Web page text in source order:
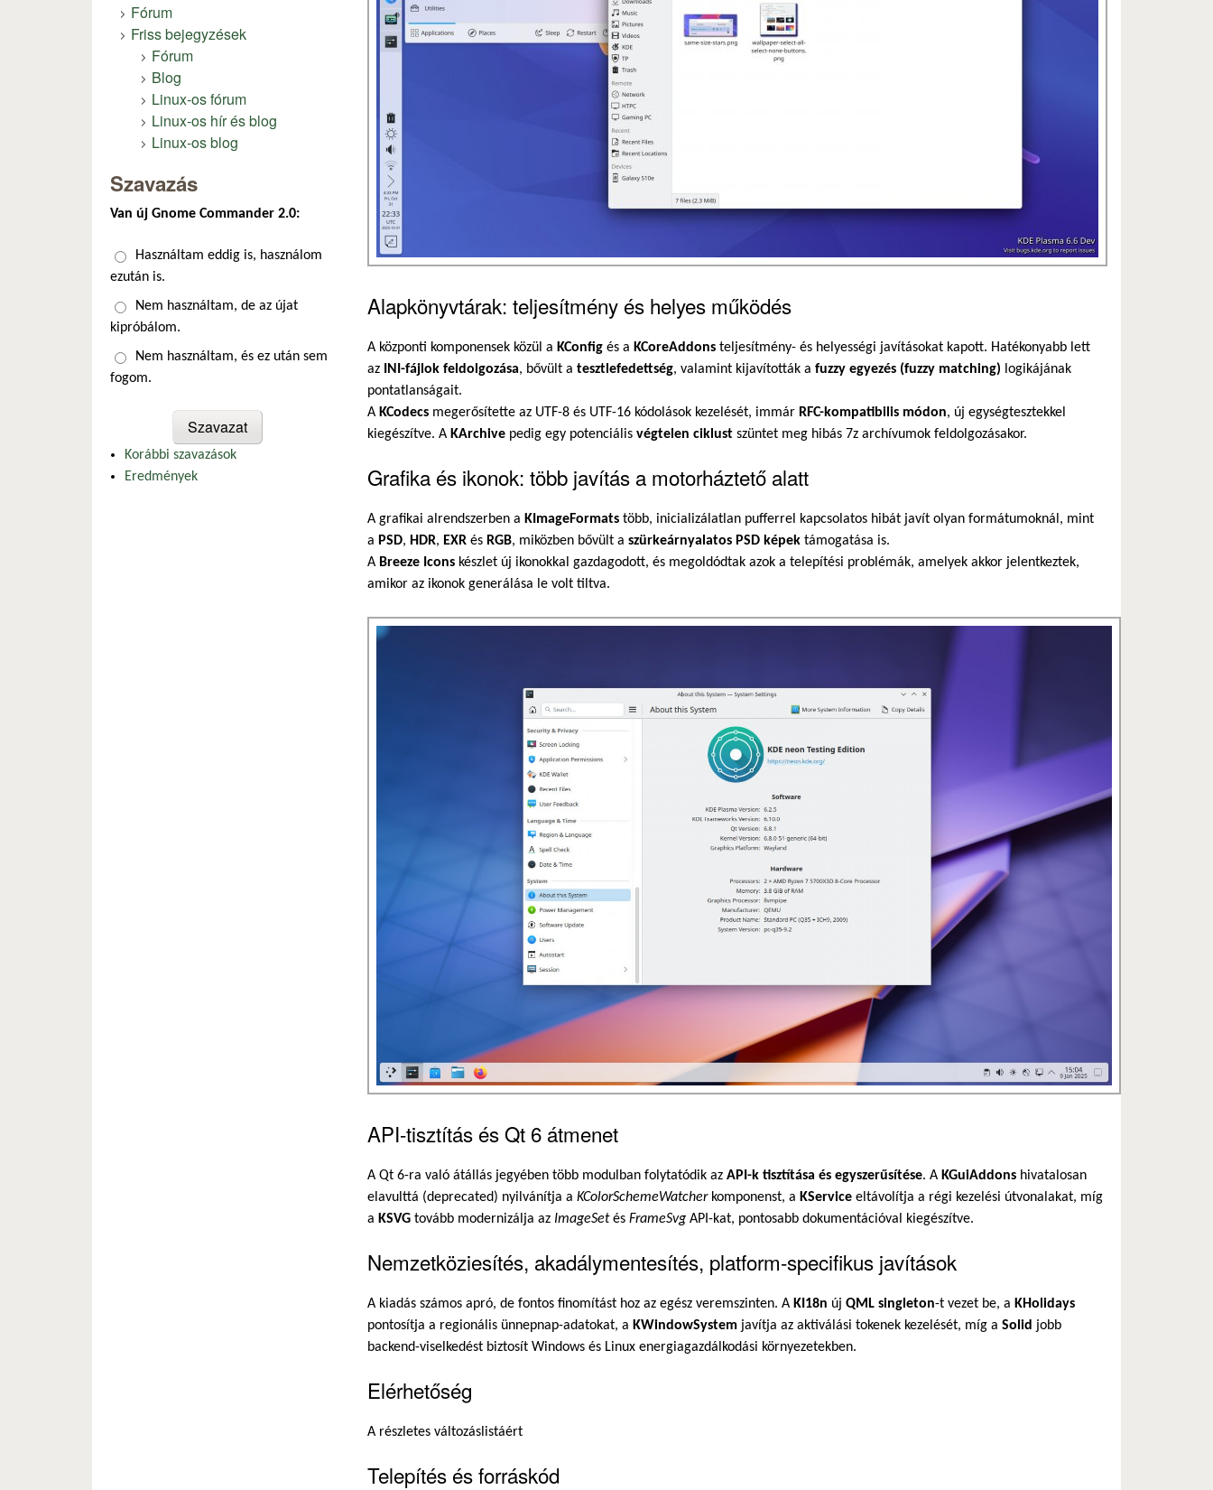
Alapkönyvtárak: teljesítmény és helyes működés
A központi komponensek közül a KConfig és a KCoreAddons teljesítmény- és helyességi javításokat kapott. Hatékonyabb lett
az
INI-fájlok feldolgozása, bővült a tesztlefedettség, valamint kijavították a fuzzy egyezés (fuzzy matching) logikájának
pontatlanságait.
A KCodecs megerősítette az UTF-8 és UTF-16 kódolások kezelését, immár RFC-kompatibilis módon, új egységtesztekkel
kiegészítve. A KArchive pedig egy potenciális végtelen ciklust szüntet meg hibás 7z archívumok feldolgozásakor.
Grafika és ikonok: több javítás a motorháztető alatt
A grafikai alrendszerben a KImageFormats több, inicializálatlan pufferrel kapcsolatos hibát javít olyan formátumoknál, mint
a PSD, HDR, EXR és RGB, miközben bővült a szürkeárnyalatos PSD képek támogatása is.
A Breeze Icons készlet új ikonokkal gazdagodott, és megoldódtak azok a telepítési problémák, amelyek akkor jelentkeztek,
amikor az ikonok generálása le volt tiltva.
API-tisztítás és Qt 6 átmenet
A Qt 6-ra való átállás jegyében több modulban folytatódik az API-k tisztítása és egyszerűsítése. A KGuiAddons hivatalosan
elavulttá (deprecated) nyilvánítja a KColorSchemeWatcherkomponenst, a KService eltávolítja a régi kezelési útvonalakat, míg
a KSVG tovább modernizálja az ImageSetés FrameSvg API-kat, pontosabb dokumentációval kiegészítve.
Nemzetköziesítés, akadálymentesítés, platform-specifikus javítások
A kiadás számos apró, de fontos finomítást hoz az egész veremszinten. A KI18n új QML singleton-t vezet be, a KHolidays
pontosítja a regionális ünnepnap-adatokat, a KWindowSystem javítja az aktiválási tokenek kezelését, míg a Solid jobb
backend-viselkedést biztosít Windows és Linux energiagazdálkodási környezetekben.
Elérhetőség
A részletes változáslistáért
Telepítés és forráskód
Fórum
Friss bejegyzések
Fórum
Blog
Linux-os fórum
Linux-os hír és blog
Linux-os blog
Szavazás
Van új Gnome Commander 2.0:
Választások
Használtam eddig is, használom
ezután is.
Nem használtam, de az újat
kipróbálom.
Nem használtam, és ez után sem
fogom.
Korábbi szavazások
Eredmények